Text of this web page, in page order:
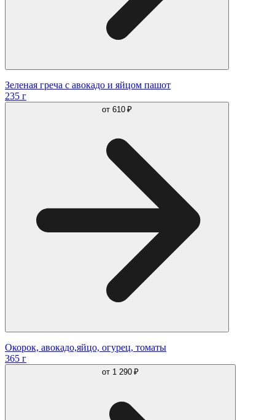
Зеленая греча с авокадо и яйцом пашот
235 г
от 610 ₽
Окорок, авокадо,яйцо, огурец, томаты
365 г
от 1 290 ₽